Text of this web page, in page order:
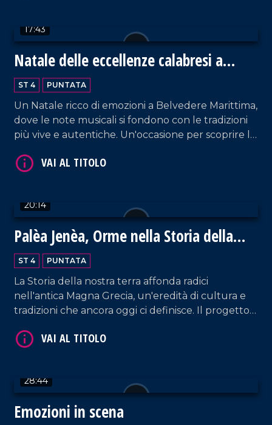
17:43
Natale delle eccellenze calabresi a
Belvedere Marittimo
ST 4 PUNTATA
Un Natale ricco di emozioni a Belvedere Marittima,
dove le note musicali si fondono con le tradizioni
più vive e autentiche. Un'occasione per scoprire le
20:14
Palèa Jenèa, Orme nella Storia della
Calabria Greca
ST 4 PUNTATA
La Storia della nostra terra affonda radici
nell'antica Magna Grecia, un'eredità di cultura e
tradizioni che ancora oggi ci definisce. Il progetto
profondo, coinvolgendo tutte le scuole di Reggio
VAI AL TITOLO
28:44
Emozioni in scena
VAI AL TITOLO
VAI AL TITOLO